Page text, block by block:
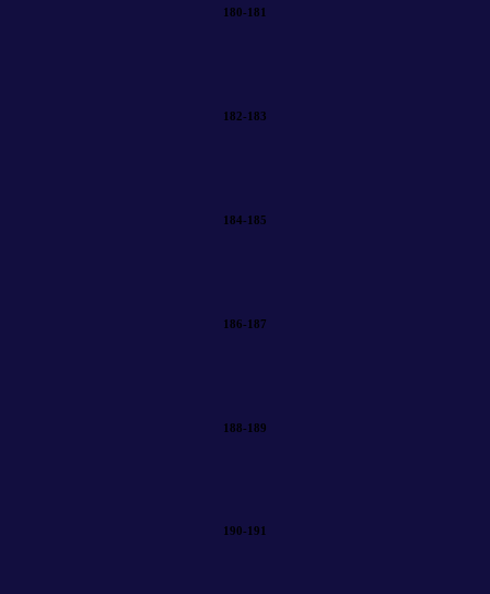
180-181
182-183
184-185
186-187
188-189
190-191